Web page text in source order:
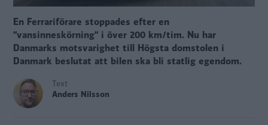
En Ferrariförare stoppades efter en
”vansinneskörning” i över 200 km/tim. Nu har
Danmarks motsvarighet till Högsta domstolen i
Danmark beslutat att bilen ska bli statlig egendom.
Text
Anders Nilsson